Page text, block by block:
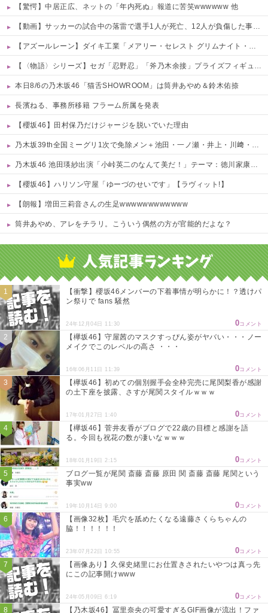
【驚愕】中居正広、ネットの「年内死ぬ」報道に苦笑wwwwww 他
【動画】サッカーの試合中の落雷で選手1人が死亡、12人が負傷した事故。
【アズールレーン】ダイキ工業「メアリー・セレスト グリムナイト・リーパー」フィギュア【10日予約開始】
【〈物語〉シリーズ】セガ「忍野忍」「斧乃木余接」プライズフィギュア【彩色原型公開】
本日8/6の乃木坂46「猫舌SHOWROOM」は筒井あやめ＆鈴木佑捺
長濱ねる、事務所移籍 フラーム所属を発表
【櫻坂46】田村保乃だけジャージを脱いでいた理由
乃木坂39th全国ミーグリ1次で免除メン＋池田・一ノ瀬・井上・川﨑・菅原・中西が全完売
乃木坂46 池田瑛紗出演「小峠英二のなんて美だ！」テーマ：徳川家康【2025.8.5 24:00〜 TOKYO MX】
【櫻坂46】ハリソン守屋「ゆーづのせいです」【ラヴィット!】
【朗報】増田三莉音さんの生足wwwwwwwwwwww
筒井あやめ、アレをチラリ。こういう偶然の方が官能的だよな？
【衝撃】櫻坂46メンバーの下着事情が明らかに！？透けパ
ン祭りで fans 騒然
24年12月04日 11:30 0コメント
【欅坂46】守屋茜のマスクすっぴん姿がヤバい・・・ノー
メイクでこのレベルの高さ ・・・
16年06月11日 11:39 0コメント
【欅坂46】初めての個別握手会全枠完売に尾関梨香が感謝
の土下座を披露、さすが尾関スタイルｗｗｗ
17年01月27日 1:40 0コメント
【欅坂46】菅井友香がブログで22歳の目標と感謝を語
る。今回も祝花の数が凄いなｗｗｗ
18年01月19日 2:15 0コメント
ブログ一覧が尾関 斎藤 斎藤 原田 関 斎藤 斎藤 尾関という
事実ww
19年10月14日 9:00 0コメント
【画像32枚】毛穴を舐めたくなる遠藤さくらちゃんの
脇！！！！！！
23年07月22日 10:55 0コメント
【画像あり】久保史緒里にお仕置きされたいやつは真っ先
にこの記事開けwww
24年05月09日 6:19 0コメント
【乃木坂46】冨里奈央の可愛すぎるGIF画像が流出！ファ